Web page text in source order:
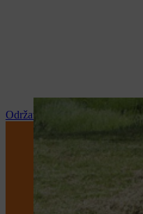
Održavanje i popravka